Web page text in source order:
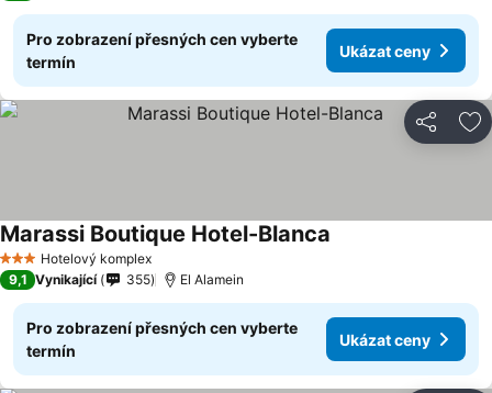
Pro zobrazení přesných cen vyberte
termín
Ukázat ceny
Sdílet
3 Počet hvězdiček
Hotelový komplex
Marassi Boutique Hotel-Blanca
9,1 Vynikající 355 El Alamein
Pro zobrazení přesných cen vyberte
termín
Ukázat ceny